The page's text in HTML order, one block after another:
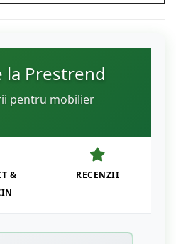
Prestrend
pentru mobilier
&
RECENZII